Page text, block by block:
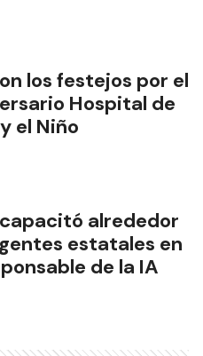
los festejos por el
Hospital de
el Niño
alrededor
estatales en
de la IA